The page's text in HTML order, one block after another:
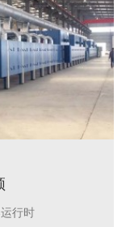
行时